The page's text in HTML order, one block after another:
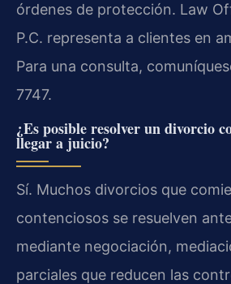
órdenes de protección. Law
P.C. representa a clientes en
Para una consulta,
7747.
¿Es posible resolver un divorcio
llegar a juicio?
Sí. Muchos divorcios que
contenciosos se resuelven
mediante negociación,
parciales que reducen las